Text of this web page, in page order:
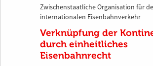
Zwischenstaatliche Organisation für
internationalen Eisenbahnverkehr
Verknüpfung der
durch einheitliches
Eisenbahnrecht